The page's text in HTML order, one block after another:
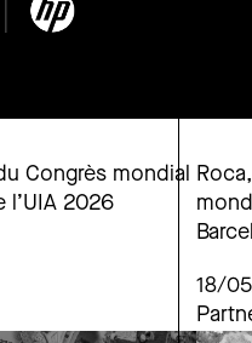
Congrès mondial
l’UIA 2026
18/